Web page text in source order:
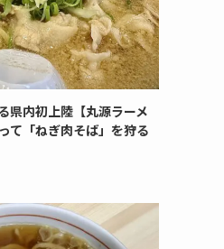
県内初上陸【丸源ラーメ
て「ねぎ肉そば」を狩る